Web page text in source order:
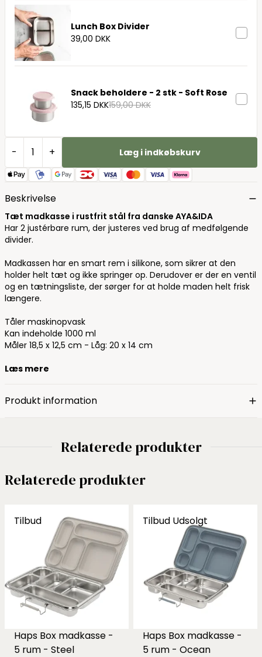
Lunch Box Divider
39,00 DKK
Snack beholdere - 2 stk - Soft Rose
135,15 DKK159,00 DKK
- + Læg i indkøbskurv
Beskrivelse
Tæt madkasse i rustfrit stål fra danske AYA&IDA
Har 2 justérbare rum, der justeres ved brug af medfølgende
divider.
Madkassen har en smart rem i silikone, som sikrer at den
holder helt tæt og ikke springer op. Derudover er der en ventil
og en tætningsliste, der sørger for at holde maden helt frisk
længere.
Tåler maskinopvask
Kan indeholde 1000 ml
Måler 18,5 x 12,5 cm - Låg: 20 x 14 cm
Læs mere
Produkt information
Relaterede produkter
Relaterede produkter
Tilbud
Haps Box madkasse -
5 rum - Steel
Tilbud Udsolgt
Haps Box madkasse -
5 rum - Ocean